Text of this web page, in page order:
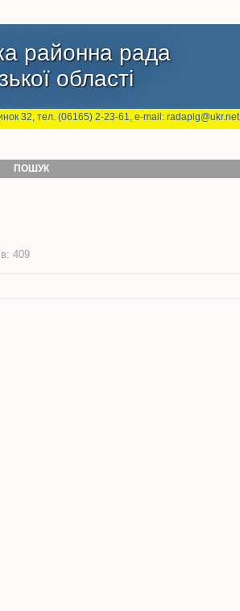
районна рада
області
32, тел. (06165) 2-23-61, e-mail: radaplg@ukr.net
ПОШУК
409